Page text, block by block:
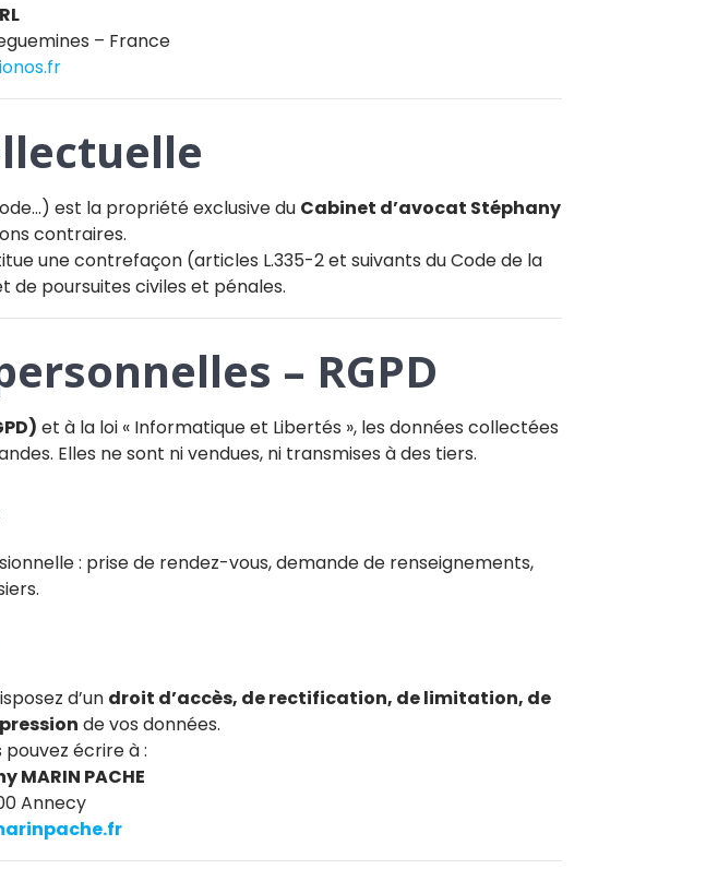
– France
est la propriété exclusive du Cabinet d’avocat Stéphany
contraires.
une contrefaçon (articles L.335-2 et suivants du Code de la
poursuites civiles et pénales.
– RGPD
et à la loi « Informatique et Libertés », les données collectées
Elles ne sont ni vendues, ni transmises à des tiers.
: prise de rendez-vous, demande de renseignements,
d’un droit d’accès, de rectification, de limitation, de
de vos données.
écrire à :
PACHE
Annecy